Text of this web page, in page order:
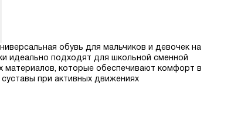
обувь для мальчиков и девочек на
идеально подходят для школьной сменной
материалов, которые обеспечивают комфорт в
суставы при активных движениях